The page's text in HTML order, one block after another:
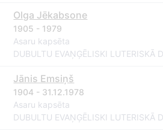
Olga Jēkabsone
1905 - 1979
Asaru kapsēta
DUBULTU EVAŅĢĒLISKI LUTERISKĀ
Jānis Emsiņš
1904 - 31.12.1978
Asaru kapsēta
DUBULTU EVAŅĢĒLISKI LUTERISKĀ